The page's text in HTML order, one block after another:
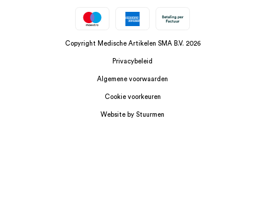
Copyright Medische Artikelen SMA B.V. 2026
Privacybeleid
Algemene voorwaarden
Cookie voorkeuren
Website by Stuurmen